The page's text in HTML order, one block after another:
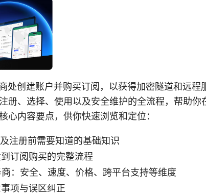
处创建账户并购买订阅，以获得加密隧道和远程
册、选择、使用以及安全维护的全流程，帮助你
心内容要点，供你快速浏览和定位：
注册前需要知道的基础知识
订阅购买的完整流程
：安全、速度、价格、跨平台支持等维度
项与误区纠正